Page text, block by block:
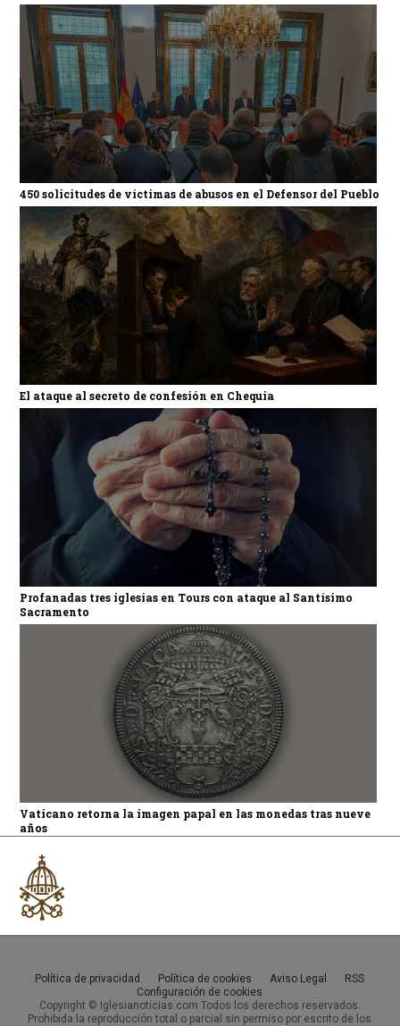
450 solicitudes de víctimas de abusos en el Defensor del Pueblo
El ataque al secreto de confesión en Chequia
Profanadas tres iglesias en Tours con ataque al Santísimo
Sacramento
Vaticano retorna la imagen papal en las monedas tras nueve
años
Política de privacidad Política de cookies Aviso Legal
RSS
Configuración de cookies
Copyright © Iglesianoticias.com Todos los derechos reservados.
Prohibida la reproducción total o parcial sin permiso por escrito de los